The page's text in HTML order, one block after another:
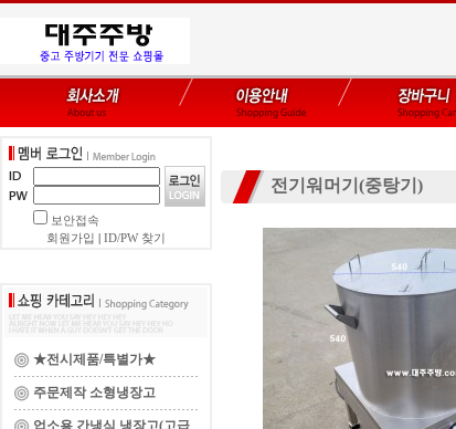
보안접속
회원가입
ID/PW 찾기
★전시제품/특별가★
주문제작 소형냉장고
업소용 간냉식 냉장고(고급
전기워머기(중탕기)